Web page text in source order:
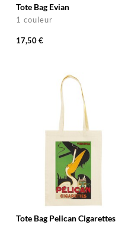
Tote Bag Evian
1 couleur
17,50 €
Tote Bag Pelican Cigarettes